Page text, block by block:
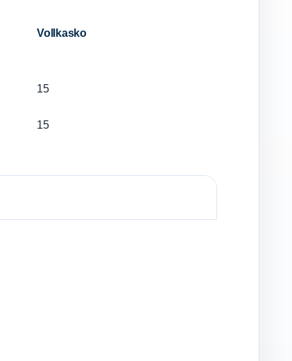
Vollkasko
15
15